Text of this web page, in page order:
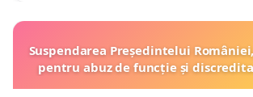
Suspendarea Președintelui
pentru abuz de funcție și